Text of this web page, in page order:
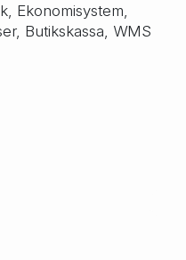
Ekonomisystem,
Butikskassa, WMS